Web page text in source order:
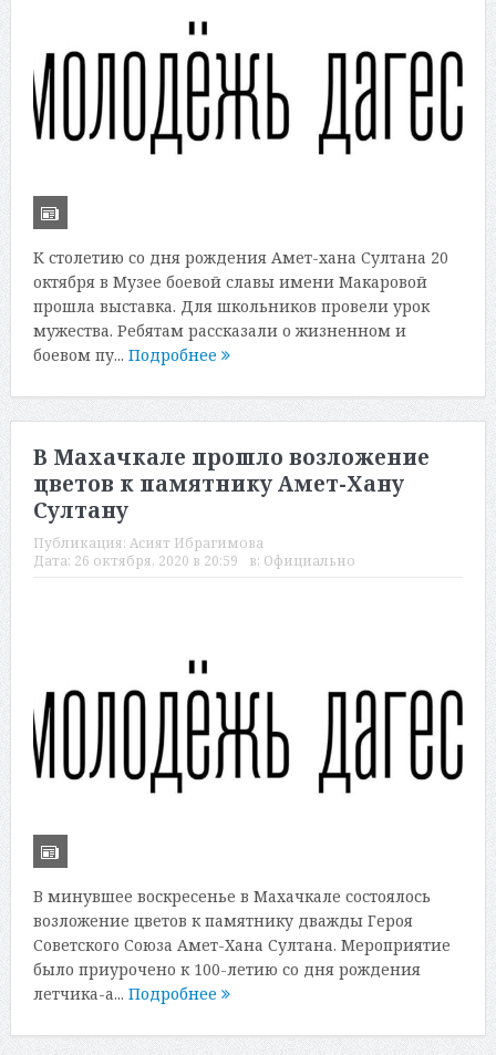
К столетию со дня рождения Амет-хана Султана 20
октября в Музее боевой славы имени Макаровой
прошла выставка. Для школьников провели урок
мужества. Ребятам рассказали о жизненном и
боевом пу... Подробнее
В Махачкале прошло возложение
цветов к памятнику Амет-Хану
Султану
Публикация: Асият Ибрагимова
Дата: 26 октября, 2020 в 20:59 в: Официально
В минувшее воскресенье в Махачкале состоялось
возложение цветов к памятнику дважды Героя
Советского Союза Амет-Хана Султана. Мероприятие
было приурочено к 100-летию со дня рождения
летчика-а... Подробнее